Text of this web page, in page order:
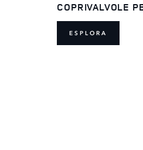
COPRIVALVOLE
ESPLORA